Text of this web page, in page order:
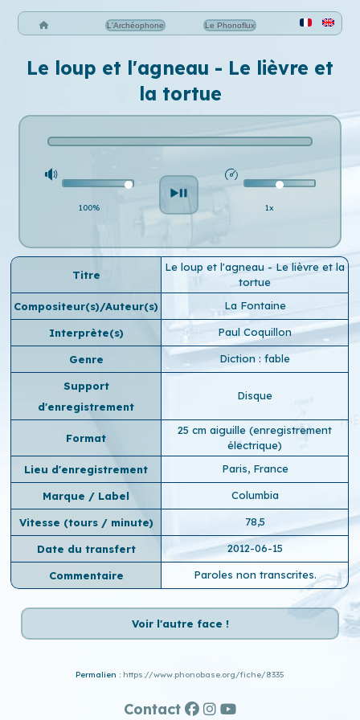
L'Archéophone Le Phonoflux
Le loup et l'agneau - Le lièvre et
la tortue
100% 1x
Titre
Le loup et l'agneau - Le lièvre et la
tortue
Compositeur(s)/Auteur(s)
La Fontaine
Interprète(s) Paul Coquillon
Genre Diction : fable
Support
d'enregistrement
Disque
Format
25 cm aiguille (enregistrement
électrique)
Lieu d'enregistrement
Paris, France
Marque / Label Columbia
Vitesse (tours / minute) 78,5
Date du transfert 2012-06-15
Commentaire Paroles non transcrites.
Voir l'autre face !
Permalien : https://www.phonobase.org/fiche/8335
Contact